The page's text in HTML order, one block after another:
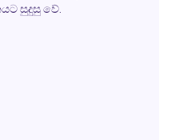
සුදුසු වේ.